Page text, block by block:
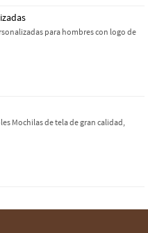
para hombres con logo de
Mochilas de tela de gran calidad,